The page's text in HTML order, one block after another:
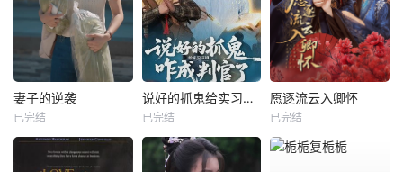
妻子的逆袭
已完结
说好的抓鬼给实习证明，咋成判官了
已完结
愿逐流云入卿怀
已完结